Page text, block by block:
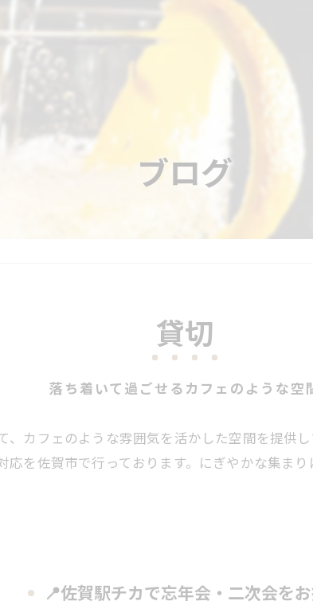
ブログ
貸切
落ち着いて過ごせるカフェのような空
カフェのような雰囲気を活かした空間を提供
を佐賀市で行っております。にぎやかな集ま
📍佐賀駅チカで忘年会・二次会を